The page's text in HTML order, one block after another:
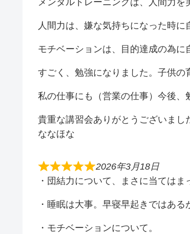
メンタルトレーニングは、人間力を
人間力は、嫌な気持ちになった時に
モチベーションは、目的達成の為に
すごく、勉強になりました。子供の
私の仕事にも（営業の仕事）今後、
貴重な講習会ありがとうございまし
ななほな
2026年3月18日
・団結力について、まさに当てはま
・睡眠は大事。早寝早起きではある
・モチベーションについて。